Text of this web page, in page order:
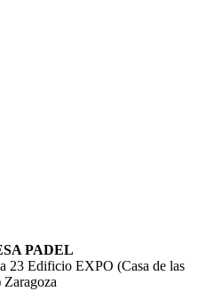
PADEL
23 Edificio EXPO (Casa de las
Zaragoza